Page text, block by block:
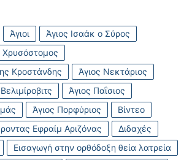
Άγιοι
Άγιος Ισαάκ ο Σύρος
Χρυσόστομος
Κροστάνδης
Άγιος Νεκτάριος
Άγιος Παΐσιος
Άγιος Πορφύριος
Βίντεο
Εφραίμ Αριζόνας
Διδαχές
Εισαγωγή στην ορθόδοξη θεία λατρεία